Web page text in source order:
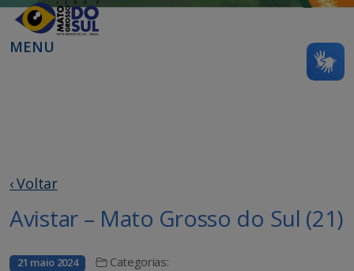
MENU
‹ Voltar
Avistar – Mato Grosso do Sul (21)
21 maio 2024 Categorias: